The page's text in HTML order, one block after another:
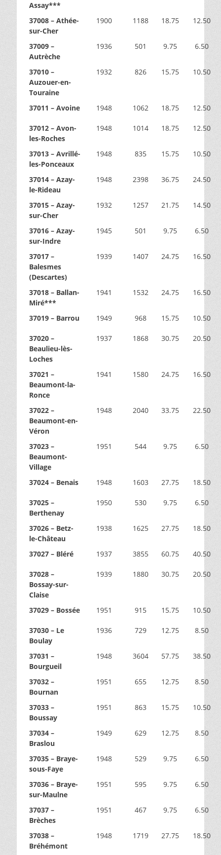
a
g
s
à
p
a
d
e
1
7
3
Assay***
37008 – Athée-
sur-Cher
1900 1188 18.75 12.50
37009 –
Autrèche
1936 501 9.75 6.50
37010 –
Auzouer-en-
Touraine
1932 826 15.75 10.50
37011 – Avoine 1948 1062 18.75 12.50
37012 – Avon-
les-Roches
1948 1014 18.75 12.50
37013 – Avrillé-
les-Ponceaux
1948 835 15.75 10.50
37014 – Azay-
le-Rideau
1948 2398 36.75 24.50
37015 – Azay-
sur-Cher
1932 1257 21.75 14.50
37016 – Azay-
sur-Indre
1945 501 9.75 6.50
37017 –
Balesmes
(Descartes)
1939 1407 24.75 16.50
37018 – Ballan-
Miré***
1941 1532 24.75 16.50
37019 – Barrou 1949 968 15.75 10.50
37020 –
Beaulieu-lès-
Loches
1937 1868 30.75 20.50
37021 –
Beaumont-la-
Ronce
1941 1580 24.75 16.50
37022 –
Beaumont-en-
Véron
1948 2040 33.75 22.50
37023 –
Beaumont-
Village
1951 544 9.75 6.50
37024 – Benais 1948 1603 27.75 18.50
37025 –
Berthenay
1950 530 9.75 6.50
37026 – Betz-
le-Château
1938 1625 27.75 18.50
37027 – Bléré 1937 3855 60.75 40.50
37028 –
Bossay-sur-
Claise
1939 1880 30.75 20.50
37029 – Bossée 1951 915 15.75 10.50
37030 – Le
Boulay
1936 729 12.75 8.50
37031 –
Bourgueil
1948 3604 57.75 38.50
37032 –
Bournan
1951 655 12.75 8.50
37033 –
Boussay
1951 863 15.75 10.50
37034 –
Braslou
1949 629 12.75 8.50
37035 – Braye-
sous-Faye
1948 529 9.75 6.50
37036 – Braye-
sur-Maulne
1951 595 9.75 6.50
37037 –
Brèches
1951 467 9.75 6.50
37038 –
Bréhémont
1948 1719 27.75 18.50